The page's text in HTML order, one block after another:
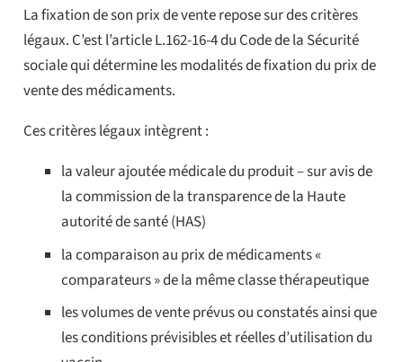
La fixation de son prix de vente repose sur des critères
légaux. C’est l’article L.162-16-4 du Code de la Sécurité
sociale qui détermine les modalités de fixation du prix de
vente des médicaments.
Ces critères légaux intègrent :
la valeur ajoutée médicale du produit – sur avis de
la commission de la transparence de la Haute
autorité de santé (HAS)
la comparaison au prix de médicaments «
comparateurs » de la même classe thérapeutique
les volumes de vente prévus ou constatés ainsi que
les conditions prévisibles et réelles d’utilisation du